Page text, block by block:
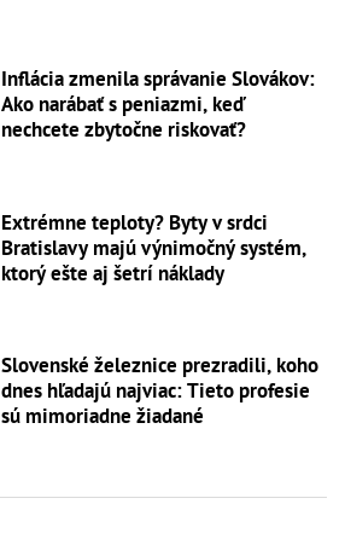
Inflácia zmenila správanie Slovákov:
Ako narábať s peniazmi, keď
nechcete zbytočne riskovať?
Extrémne teploty? Byty v srdci
Bratislavy majú výnimočný systém,
ktorý ešte aj šetrí náklady
Slovenské železnice prezradili, koho
dnes hľadajú najviac: Tieto profesie
sú mimoriadne žiadané